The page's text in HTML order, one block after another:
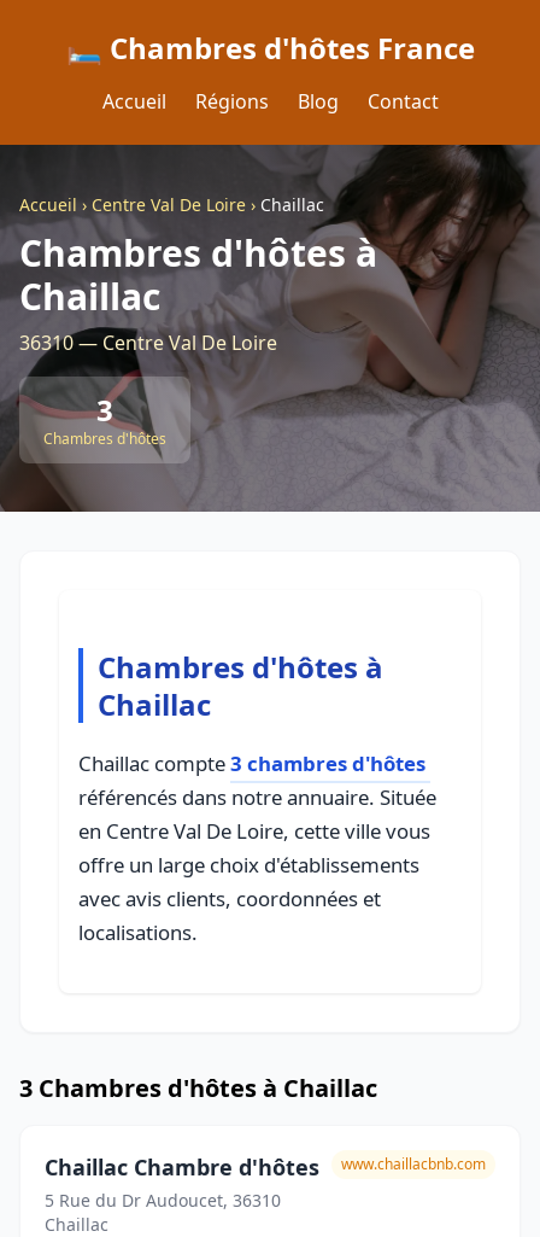
🛏️ Chambres d'hôtes France
Accueil Régions Blog Contact
Accueil › Centre Val De Loire › Chaillac
Chambres d'hôtes à
Chaillac
36310 — Centre Val De Loire
3
Chambres d'hôtes
Chambres d'hôtes à
Chaillac
Chaillac compte3 chambres d'hôtes
référencés dans notre annuaire. Située
en Centre Val De Loire, cette ville vous
offre un large choix d'établissements
avec avis clients, coordonnées et
localisations.
3 Chambres d'hôtes à Chaillac
Chaillac Chambre d'hôtes
5 Rue du Dr Audoucet, 36310
Chaillac
www.chaillacbnb.com